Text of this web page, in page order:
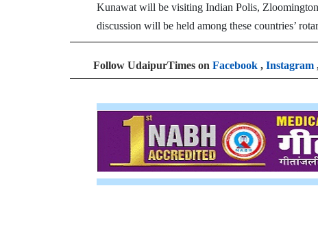
Kunawat will be visiting Indian Polis,
discussion will be held among these countries’
Follow UdaipurTimes on Facebook , Instagram